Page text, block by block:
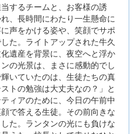
するチームと、お客様の誘
、長時間にわたり一生懸命に
声をかける姿や、笑顔でサポ
た。ライトアップされた牛久
遺産を背景に、夜空へと浮か
の光景は、まさに感動的でし
いていたのは、生徒たちの真
トの勉強は大丈夫なの？」と
ィアのために、今日の午前中
で答える生徒。その前向きな
た。ランタンの光にも負けな